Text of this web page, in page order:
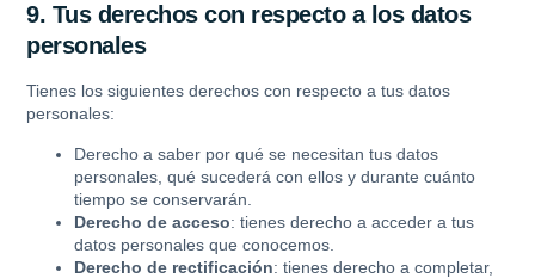
9. Tus derechos con respecto a los datos
personales
Tienes los siguientes derechos con respecto a tus datos
personales:
Derecho a saber por qué se necesitan tus datos
personales, qué sucederá con ellos y durante cuánto
tiempo se conservarán.
Derecho de acceso: tienes derecho a acceder a tus
datos personales que conocemos.
Derecho de rectificación: tienes derecho a completar,